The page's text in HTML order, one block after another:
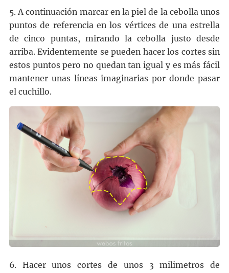
5. A continuación marcar en la piel de la cebolla unos
puntos de referencia en los vértices de una estrella
de cinco puntas, mirando la cebolla justo desde
arriba. Evidentemente se pueden hacer los cortes sin
estos puntos pero no quedan tan igual y es más fácil
mantener unas líneas imaginarias por donde pasar
el cuchillo.
6. Hacer unos cortes de unos 3 milimetros de